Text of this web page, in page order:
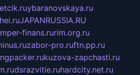
ybaranovskaya.ru
JAPANRUSSIA.RU
finans.rurim.org.ru
zabor-pro.ruftn.pp.ru
kuzova-zapchasti.ru
dsrazvitie.ruhardcity.net.ru